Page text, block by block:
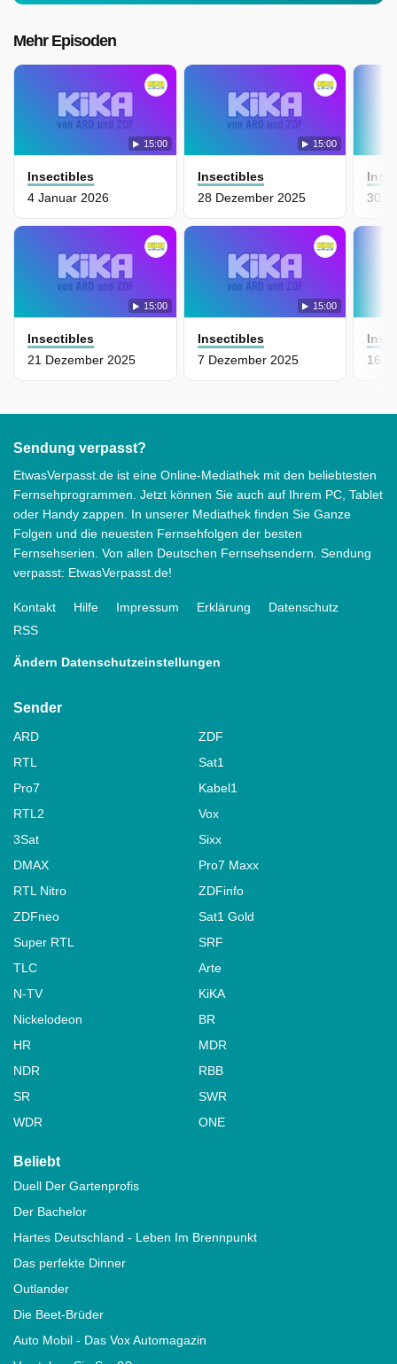
Mehr Episoden
15:00
Insectibles
4 Januar 2026
15:00
Insectibles
28 Dezember 2025
15:00
Insectibles
21 Dezember 2025
15:00
Insectibles
7 Dezember 2025
30
16
Sendung verpasst?
EtwasVerpasst.de ist eine Online-Mediathek mit den beliebtesten
Fernsehprogrammen. Jetzt können Sie auch auf Ihrem PC, Tablet
oder Handy zappen. In unserer Mediathek finden Sie Ganze
Folgen und die neuesten Fernsehfolgen der besten
Fernsehserien. Von allen Deutschen Fernsehsendern. Sendung
verpasst: EtwasVerpasst.de!
Kontakt Hilfe Impressum Erklärung
Datenschutz
RSS
Ändern Datenschutzeinstellungen
Sender
ARD
ZDF
RTL
Sat1
Pro7
Kabel1
RTL2
Vox
3Sat
Sixx
DMAX
Pro7 Maxx
RTL Nitro
ZDFinfo
ZDFneo
Sat1 Gold
Super RTL
SRF
TLC
Arte
N-TV
KiKA
Nickelodeon
BR
HR
MDR
NDR
RBB
SR
SWR
WDR
ONE
Beliebt
Duell Der Gartenprofis
Der Bachelor
Hartes Deutschland - Leben Im Brennpunkt
Das perfekte Dinner
Outlander
Die Beet-Brüder
Auto Mobil - Das Vox Automagazin